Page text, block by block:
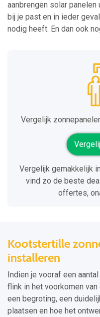
aanbrengen solar
bij je past en in ieder
nodig heeft. En dan ook
Vergelijk
Vergelijk gemakkelijk
vind zo de beste
offertes,
Kootstertille
installeren
Indien je vooraf een
flink in het voorkomen
een begroting, een
plaatsen en hoe het